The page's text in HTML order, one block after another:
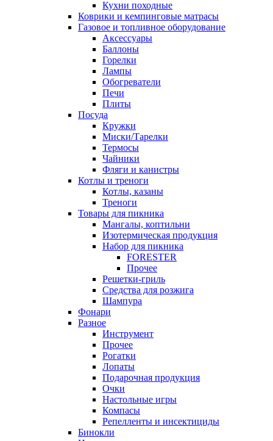
Кухни походные
Коврики и кeмпинговые матрасы
Газовое и топливное оборудование
Аксессуары
Баллоны
Горелки
Лампы
Обогреватели
Печи
Плиты
Посуда
Кружки
Миски/Тарелки
Термосы
Чайники
Фляги и канистры
Котлы и треноги
Котлы, казаны
Треноги
Товары для пикника
Мангалы, коптильни
Изотермическая продукция
Набор для пикника
FORESTER
Прочее
Решетки-гриль
Средства для розжига
Шампура
Фонари
Разное
Инструмент
Прочее
Рогатки
Лопаты
Подарочная продукция
Очки
Настольные игры
Компасы
Репелленты и инсектициды
Бинокли